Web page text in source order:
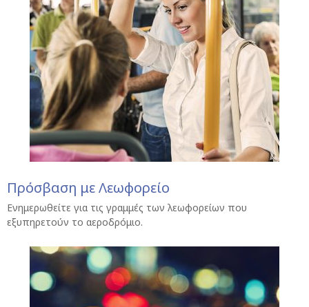
Πρόσβαση με Λεωφορείο
Ενημερωθείτε για τις γραμμές των λεωφορείων που
εξυπηρετούν το αεροδρόμιο.